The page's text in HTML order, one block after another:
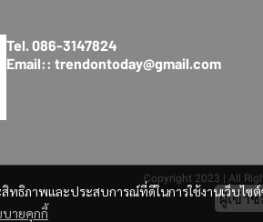
ทธิภาพและประสบการณ์ที่ดีในการใช้งานเว็บไซ
บายคุกกี้
Tel. 086-3147824
Email:: trendontoday@gmail.com
Copyright 2023 | All
ผู้เข้า